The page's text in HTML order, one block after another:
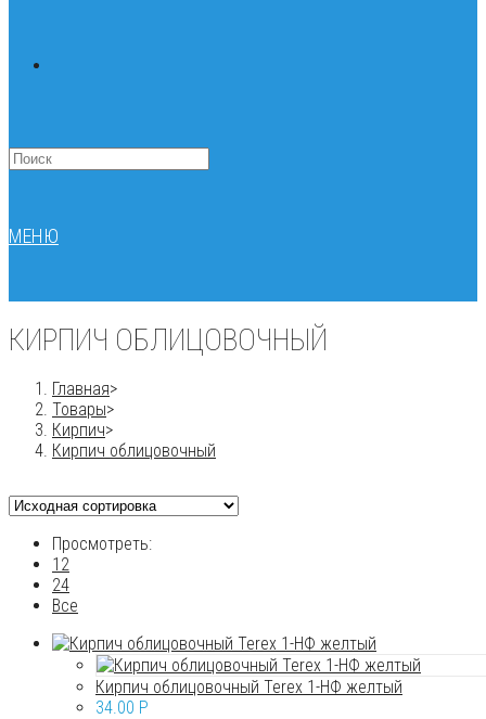
МЕНЮ
КИРПИЧ ОБЛИЦОВОЧНЫЙ
Главная>
Товары>
Кирпич>
Кирпич облицовочный
Просмотреть:
12
24
Все
Кирпич облицовочный Terex 1-НФ желтый
34.00 P